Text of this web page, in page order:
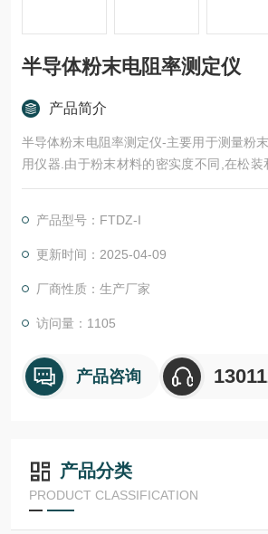
半导体粉末电阻率测定仪
产品简介
半导体粉末电阻率测定仪-主要用于测量粉
用仪器.由于粉末材料的密实度不同,在松装
测试得到的数据是不同的,所以测试粉末电
产品型号：FTDZ-I
更新时间：2025-04-09
厂商性质：生产厂家
访问量：1105
产品咨询
产品分类
PRODUCT CLASSIFICATION